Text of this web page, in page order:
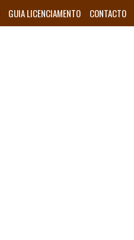
GUIA LICENCIAMENTO CONTACTO